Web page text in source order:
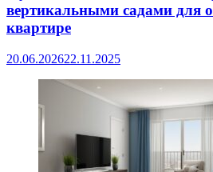
вертикальными садами для
квартире
20.06.202622.11.2025